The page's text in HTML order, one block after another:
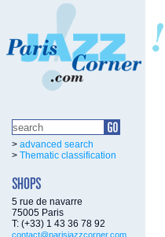
> advanced search
> Thematic classification
5 rue de navarre
75005 Paris
T: (+33) 1 43 36 78 92
contact@parisjazzcorner.com